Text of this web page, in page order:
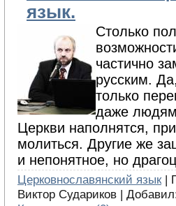
язык.
Столько
частично
русским.
только
даже
Церкви наполнятся,
молиться. Другие же
и непонятное, но
Церковнославянский язык|
Виктор Судариков |